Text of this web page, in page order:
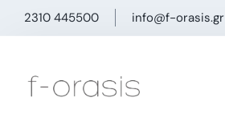
2310 445500 info@f-orasis.gr